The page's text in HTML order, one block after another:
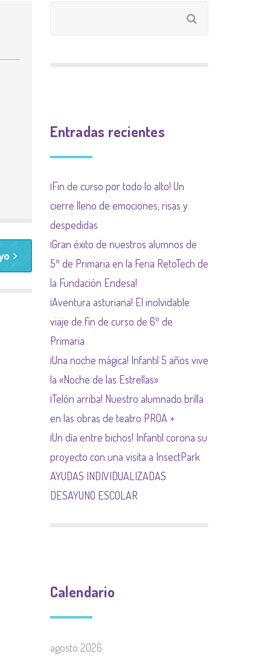
PLAN DE ACOGIDA
PLAN DEL COMEDOR
DE LAS PANTALLAS
Plan Regional contra las
drogas de la
Comunidad de Madrid
NORMAS NETIQUETA
Entradas recientes
¡Fin de curso por todo lo alto! Un
cierre lleno de emociones, risas y
despedidas
¡Gran éxito de nuestros alumnos de
5º de Primaria en la Feria RetoTech de
la Fundación Endesa!
¡Aventura asturiana! El inolvidable
viaje de fin de curso de 6º de
Primaria
¡Una noche mágica! Infantil 5 años vive
la «Noche de las Estrellas»
¡Telón arriba! Nuestro alumnado brilla
en las obras de teatro PROA +
¡Un día entre bichos! Infantil corona su
proyecto con una visita a InsectPark
AYUDAS INDIVIDUALIZADAS
DESAYUNO ESCOLAR
Calendario
agosto 2026